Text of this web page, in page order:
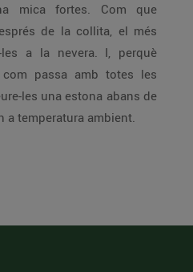
mica fortes. Com que
de la collita, el més
les a la nevera. I, perquè
passa amb totes les
les una estona abans de
a temperatura ambient.